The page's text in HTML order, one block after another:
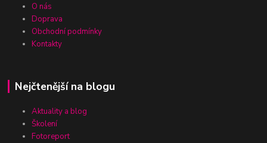
O nás
Doprava
Obchodní podmínky
Kontakty
Nejčtenější na blogu
Aktuality a blog
Školení
Fotoreport